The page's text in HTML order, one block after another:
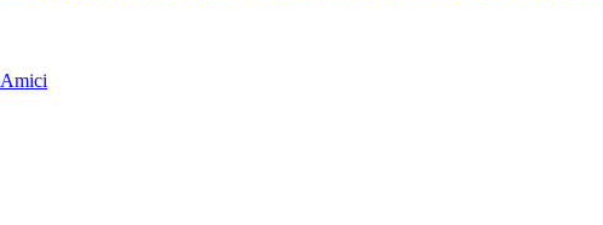
Amici